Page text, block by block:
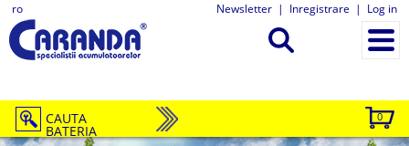
ro Newsletter | Inregistrare | Log in
0
CAUTA
BATERIA